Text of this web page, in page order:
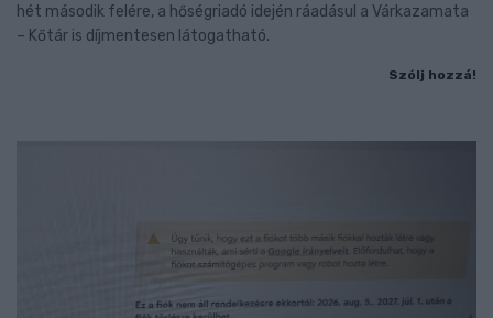
hét második felére, a hőségriadó idején ráadásul a Várkazamata
– Kőtár is díjmentesen látogatható.
Szólj hozzá!